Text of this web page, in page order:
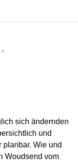
sich ändernden
und
planbar. Wie und
Woudsend vom